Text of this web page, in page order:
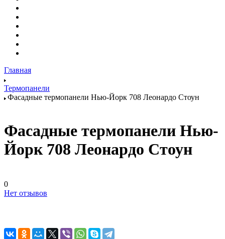
Главная
Термопанели
Фасадные термопанели Нью-Йорк 708 Леонардо Стоун
Фасадные термопанели Нью-
Йорк 708 Леонардо Стоун
0
Нет отзывов